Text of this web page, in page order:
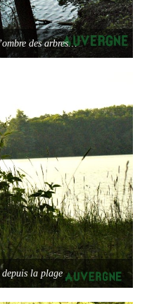
des arbres…
depuis la plage